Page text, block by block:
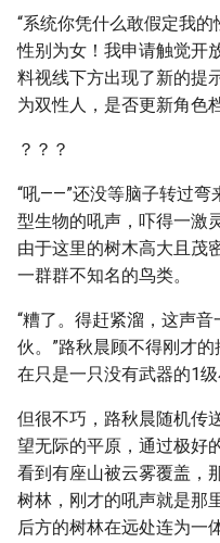
“系统你凭什么敢假定我
性别为女！我申请触觉开
料视线下方出现了新的提
为双性人，是否更新角色
？？？
“吼——”还没等脑子转过弯
型生物的吼声，吓得一激
由于这里的树木高大且茂
一群群不知名的鸟类。
“糟了。得赶紧溜，这声
伙。”路秋晨顾不得刚才
在只是一只没有武器的1级
但很不巧，路秋晨随机传
望无际的平原，通过极好
看到有座山被云雾覆盖，
树林，刚才的吼声就是那
后方的树林在远处连为一